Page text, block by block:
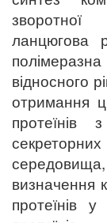
зворотної
ланцюгова
відносного
отримання
протеїнів
визначення
протеїнів у